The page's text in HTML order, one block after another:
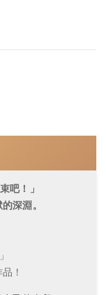
吧！」
深淵。
！